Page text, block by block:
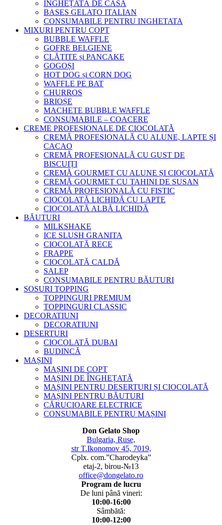
ÎNGHEȚATĂ DE CASA
BASES GELATO ITALIAN
CONSUMABILE PENTRU INGHETATA
MIXURI PENTRU COPT
BUBBLE WAFFLE
GOFRE BELGIENE
CLĂTITE și PANCAKE
GOGOȘI
HOT DOG și CORN DOG
WAFFLE PE BAT
CHURROS
BRIOȘE
MACHETE BUBBLE WAFFLE
CONSUMABILE – COACERE
CREME PROFESIONALE DE CIOCOLATĂ
CREMĂ PROFESIONALĂ CU ALUNE, LAPTE ȘI
CACAO
CREMĂ PROFESIONALĂ CU GUST DE
BISCUIȚI
CREMĂ GOURMET CU ALUNE ȘI CIOCOLATĂ
CREMĂ GOURMET CU TAHINI DE SUSAN
CREMĂ PROFESIONALĂ CU FISTIC
CIOCOLATĂ LICHIDĂ CU LAPTE
CIOCOLATĂ ALBĂ LICHIDĂ
BĂUTURI
MILKSHAKE
ICE SLUSH GRANITA
CIOCOLATĂ RECE
FRAPPE
CIOCOLATĂ CALDĂ
SALEP
CONSUMABILE PENTRU BĂUTURI
SOSURI TOPPING
TOPPINGURI PREMIUM
TOPPINGURI CLASSIC
DECORATIUNI
DECORATIUNI
DESERTURI
CIOCOLATĂ DUBAI
BUDINCĂ
MAȘINI
MAȘINI DE COPT
MAȘINI DE ÎNGHEȚATĂ
MAȘINI PENTRU DESERTURI ȘI CIOCOLATĂ
MAȘINI PENTRU BĂUTURI
CĂRUCIOARE ELECTRICE
CONSUMABILE PENTRU MAȘINI
Don Gelato Shop
Bulgaria, Ruse,
str T.Ikonomov 45, 7019,
Cplx. com.”Charodeyka”
etaj-2, birou-№13
office@dongelato.ro
Program de lucru
De luni până vineri:
10:00-16:00
Sâmbătă:
10:00-12:00